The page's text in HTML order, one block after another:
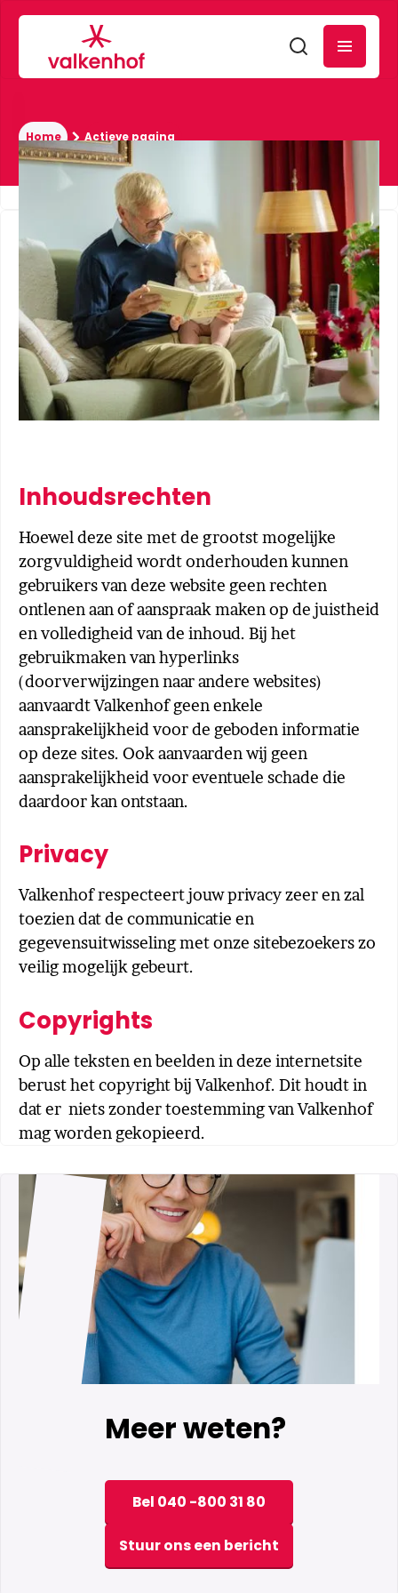
Home Actieve pagina
Disclaimer
Inhoudsrechten
Hoewel deze site met de grootst mogelijke
zorgvuldigheid wordt onderhouden kunnen
gebruikers van deze website geen rechten
ontlenen aan of aanspraak maken op de juistheid
en volledigheid van de inhoud. Bij het
gebruikmaken van hyperlinks
(doorverwijzingen naar andere websites)
aanvaardt Valkenhof geen enkele
aansprakelijkheid voor de geboden informatie
op deze sites. Ook aanvaarden wij geen
aansprakelijkheid voor eventuele schade die
daardoor kan ontstaan.
Privacy
Valkenhof respecteert jouw privacy zeer en zal
toezien dat de communicatie en
gegevensuitwisseling met onze sitebezoekers zo
veilig mogelijk gebeurt.
Copyrights
Op alle teksten en beelden in deze internetsite
berust het copyright bij Valkenhof. Dit houdt in
dat er niets zonder toestemming van Valkenhof
mag worden gekopieerd.
Meer weten?
Bel 040 -800 31 80
Stuur ons een bericht